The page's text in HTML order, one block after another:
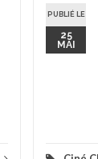
PUBLIÉ LE
25
MAI